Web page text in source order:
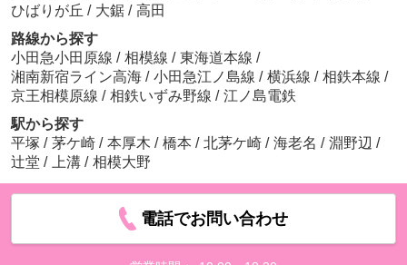
ひばりが丘 / 大鋸 / 高田
路線から探す
小田急小田原線 / 相模線 / 東海道本線 /
湘南新宿ライン高海 / 小田急江ノ島線 / 横浜線 / 相鉄本線 /
京王相模原線 / 相鉄いずみ野線 / 江ノ島電鉄
駅から探す
平塚 / 茅ケ崎 / 本厚木 / 橋本 / 北茅ケ崎 / 海老名 / 淵野辺 /
辻堂 / 上溝 / 相模大野
電話でお問い合わせ